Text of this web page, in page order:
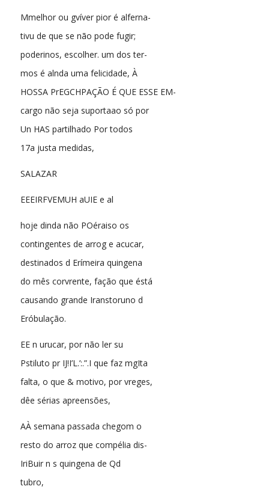
Mmelhor ou gvíver pior é alferna-
tivu de que se não pode fugir;
poderinos, escolher. um dos ter-
mos é alnda uma felicidade, À
HOSSA PrEGCHPAÇÃO É QUE ESSE EM-
cargo não seja suportaao só por
Un HAS partilhado Por todos
17a justa medidas,
SALAZAR
EEEIRFVEMUH aUIE e al
hoje dinda não POéraiso os
contingentes de arrog e acucar,
destinados d Erímeira quingena
do mês corvrente, fação que éstá
causando grande Iranstoruno d
Eróbulação.
EE n urucar, por não ler su
Pstiluto pr IJ!I’L.’:.”.I que faz mgIta
falta, o que & motivo, por vreges,
dêe sérias apreensões,
AÀ semana passada chegom o
resto do arroz que compélia dis-
IriBuir n s quingena de Qd
tubro,